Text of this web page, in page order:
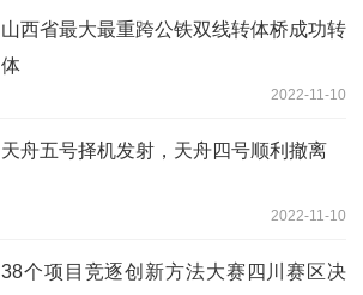
山西省最大最重跨公铁双线转体桥成功转
体
2022-11-10
天舟五号择机发射，天舟四号顺利撤离
2022-11-10
38个项目竞逐创新方法大赛四川赛区决